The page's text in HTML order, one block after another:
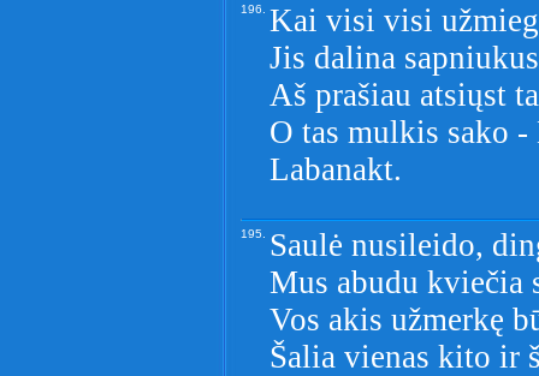
196. Kai visi visi
Jis dalina
Aš prašiau atsiųst
O tas mulkis sako
Labanakt.
195. Saulė nusileido,
Mus abudu kviečia
Vos akis užmerkę
Šalia vienas kito ir